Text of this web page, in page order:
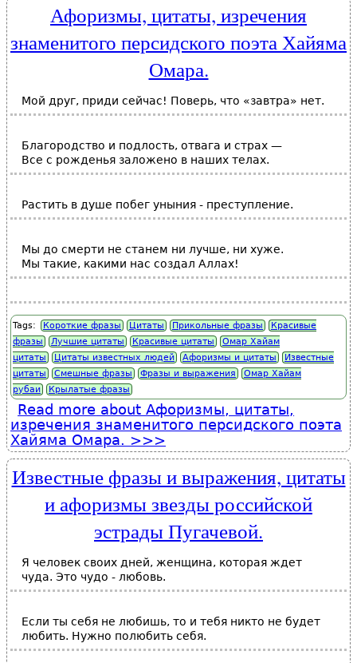
Афоризмы, цитаты, изречения
знаменитого персидского поэта Хайяма
Омара.
Мой друг, приди сейчас! Поверь, что «завтра» нет.
Благородство и подлость, отвага и страх —
Все с рожденья заложено в наших телах.
Растить в душе побег уныния - преступление.
Мы до смерти не станем ни лучше, ни хуже.
Мы такие, какими нас создал Аллах!
Tags: Короткие фразы Цитаты Прикольные фразы
Красивые
фразы
Лучшие цитаты Красивые цитаты
Омар Хайам
цитаты
Цитаты известных людей Афоризмы и цитаты
Известные
цитаты
Смешные фразы Фразы и выражения
Омар Хайам
рубаи
Крылатые фразы
Read more about Афоризмы, цитаты,
изречения знаменитого персидского поэта
Хайяма Омара.
Известные фразы и выражения, цитаты
и афоризмы звезды российской
эстрады Пугачевой.
Я человек своих дней, женщина, которая ждет
чуда. Это чудо - любовь.
Если ты себя не любишь, то и тебя никто не будет
любить. Нужно полюбить себя.